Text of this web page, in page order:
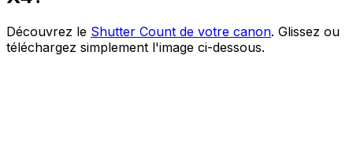
Découvrez le Shutter Count de votre canon. Glissez ou
téléchargez simplement l'image ci-dessous.